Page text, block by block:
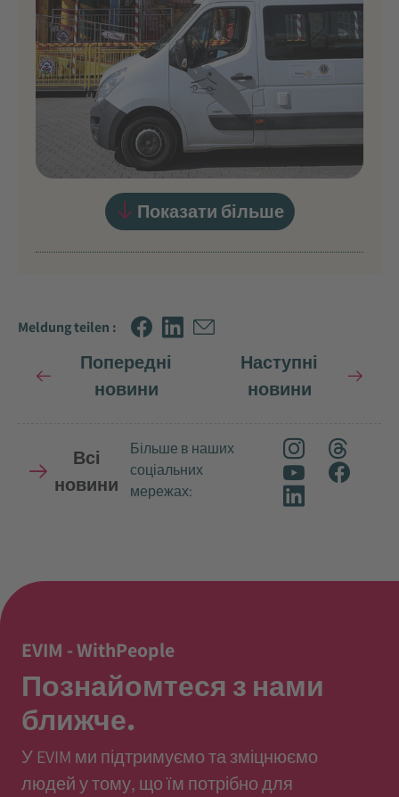
Показати більше
Meldung teilen :
Попередні
новини
Наступні
новини
Всі
новини
Більше в наших
соціальних
мережах:
EVIM - WithPeople
Познайомтеся з нами
ближче.
У EVIM ми підтримуємо та зміцнюємо
людей у тому, що їм потрібно для